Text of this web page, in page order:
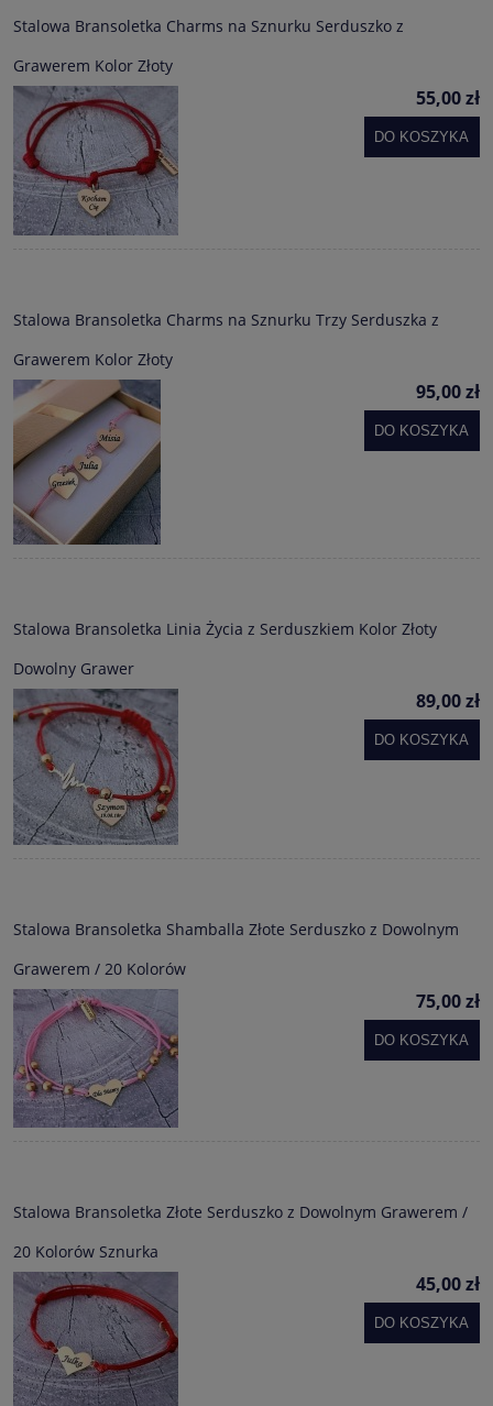
Stalowa Bransoletka Charms na Sznurku Serduszko z
Grawerem Kolor Złoty
55,00 zł
DO KOSZYKA
Stalowa Bransoletka Charms na Sznurku Trzy Serduszka z
Grawerem Kolor Złoty
95,00 zł
DO KOSZYKA
Stalowa Bransoletka Linia Życia z Serduszkiem Kolor Złoty
Dowolny Grawer
89,00 zł
DO KOSZYKA
Stalowa Bransoletka Shamballa Złote Serduszko z Dowolnym
Grawerem / 20 Kolorów
75,00 zł
DO KOSZYKA
Stalowa Bransoletka Złote Serduszko z Dowolnym Grawerem /
20 Kolorów Sznurka
45,00 zł
DO KOSZYKA